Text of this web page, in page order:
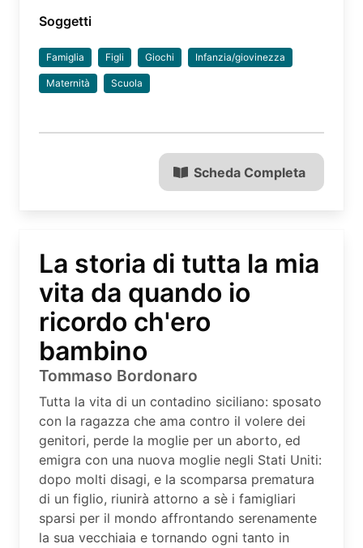
Soggetti
Famiglia Figli Giochi Infanzia/giovinezza
Maternità Scuola
Scheda Completa
La storia di tutta la mia
vita da quando io
ricordo ch'ero
bambino
Tommaso Bordonaro
Tutta la vita di un contadino siciliano: sposato
con la ragazza che ama contro il volere dei
genitori, perde la moglie per un aborto, ed
emigra con una nuova moglie negli Stati Uniti:
dopo molti disagi, e la scomparsa prematura
di un figlio, riunirà attorno a sè i famigliari
sparsi per il mondo affrontando serenamente
la sua vecchiaia e tornando ogni tanto in